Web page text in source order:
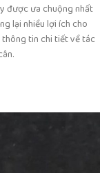
được ưa chuộng nhất
lại nhiều lợi ích cho
thông tin chi tiết về tác